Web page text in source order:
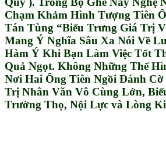
Chạm Khảm Hình Tượng Tiên
Tán Tùng “Biểu Trưng Giá Trị
Mang Ý Nghĩa Sâu Xa Nói Về
Hàm Ý Khi Bạn Làm Việc Tốt
Quả Ngọt. Không Những Thế
Nơi Hai Ông Tiên Ngồi Đánh
Trị Nhân Văn Vô Cùng Lớn,
Trường Thọ, Nội Lực và Lòng